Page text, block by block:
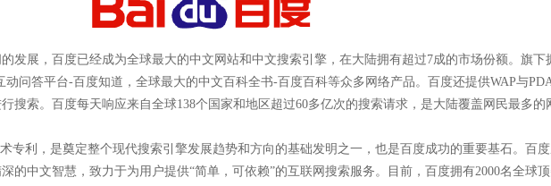
展，百度已经成为全球最大的中文网站和中文搜索引擎，在大陆拥有超过7成的市场份额。旗下
问答平台-百度知道，全球最大的中文百科全书-百度百科等众多网络产品。百度还提供WAP与
搜索。百度每天响应来自全球138个国家和地区超过60多亿次的搜索请求，是大陆覆盖网民最多的
利，是奠定整个现代搜索引擎发展趋势和方向的基础发明之一，也是百度成功的重要基石。百
的中文智慧，致力于为用户提供“简单，可依赖”的互联网搜索服务。目前，百度拥有2000名全球